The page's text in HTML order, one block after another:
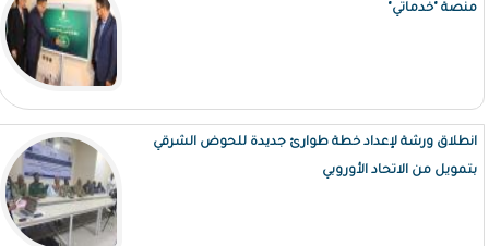
منصة "خدماتي"
انطلاق ورشة لإعداد خطة طوارئ جديدة للحوض الشرقي
بتمويل من الاتحاد الأوروبي